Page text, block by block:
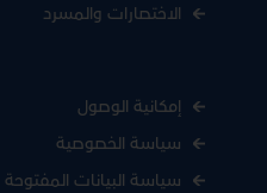
الاختصارات والمسرد
إمكانية الوصول
سياسة الخصوصية
سياسة البيانات المفتوحة